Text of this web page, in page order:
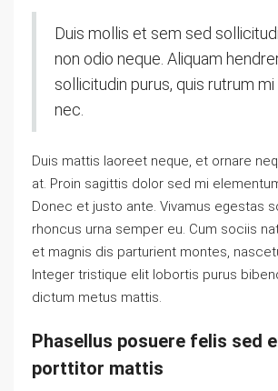
Duis mollis et sem sed
non odio neque. Aliquam
sollicitudin purus, quis rutrum
nec.
Duis mattis laoreet neque, et ornare
at. Proin sagittis dolor sed mi
Donec et justo ante. Vivamus egestas
rhoncus urna semper eu. Cum sociis
et magnis dis parturient montes,
Integer tristique elit lobortis purus
dictum metus mattis.
Phasellus posuere felis sed
porttitor mattis